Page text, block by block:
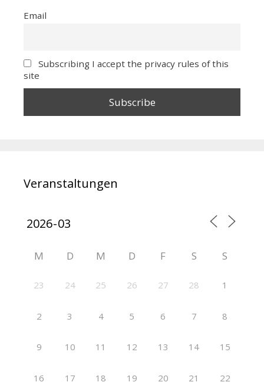
Email
Subscribing I accept the privacy rules of this
site
Veranstaltungen
M D M D F S S
23 24 25 26 27 28 1
2 3 4 5 6 7 8
9 10 11 12 13 14 15
16 17 18 19 20 21 22